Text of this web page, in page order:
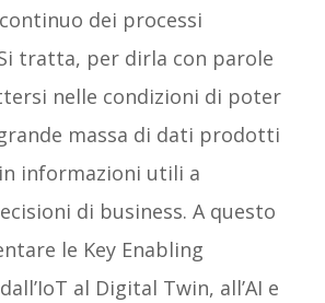
dei processi
tratta, per dirla con parole
nelle condizioni di poter
massa di dati prodotti
informazioni utili a
di business. A questo
le Key Enabling
al Digital Twin, all’AI e